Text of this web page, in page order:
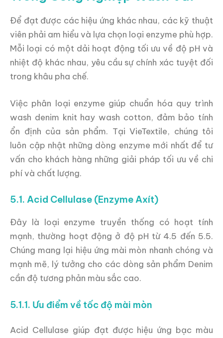
Để đạt được các hiệu ứng khác nhau, các kỹ thuật
viên phải am hiểu và lựa chọn loại enzyme phù hợp.
Mỗi loại có một dải hoạt động tối ưu về độ pH và
nhiệt độ khác nhau, yêu cầu sự chính xác tuyệt đối
trong khâu pha chế.
Việc phân loại enzyme giúp chuẩn hóa quy trình
wash denim knit hay wash cotton, đảm bảo tính
ổn định của sản phẩm. Tại VieTextile, chúng tôi
luôn cập nhật những dòng enzyme mới nhất để tư
vấn cho khách hàng những giải pháp tối ưu về chi
phí và chất lượng.
5.1. Acid Cellulase (Enzyme Axít)
Đây là loại enzyme truyền thống có hoạt tính
mạnh, thường hoạt động ở độ pH từ 4.5 đến 5.5.
Chúng mang lại hiệu ứng mài mòn nhanh chóng và
mạnh mẽ, lý tưởng cho các dòng sản phẩm Denim
cần độ tương phản màu sắc cao.
5.1.1. Ưu điểm về tốc độ mài mòn
Acid Cellulase giúp đạt được hiệu ứng bạc màu